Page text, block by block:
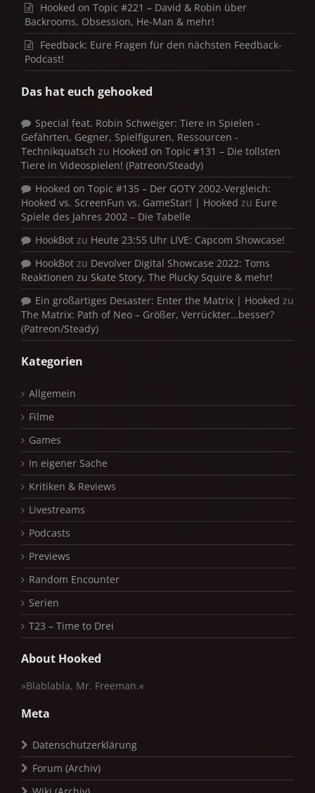
Hooked on Topic #221 – David & Robin über
Backrooms, Obsession, He-Man & mehr!
Feedback: Eure Fragen für den nächsten Feedback-
Podcast!
Das hat euch gehooked
Special feat. Robin Schweiger: Tiere in Spielen -
Gefährten, Gegner, Spielfiguren, Ressourcen -
Technikquatsch zu Hooked on Topic #131 – Die tollsten
Tiere in Videospielen! (Patreon/Steady)
Hooked on Topic #135 – Der GOTY 2002-Vergleich:
Hooked vs. ScreenFun vs. GameStar! | Hooked zu Eure
Spiele des Jahres 2002 – Die Tabelle
HookBot zu Heute 23:55 Uhr LIVE: Capcom Showcase!
HookBot zu Devolver Digital Showcase 2022: Toms
Reaktionen zu Skate Story, The Plucky Squire & mehr!
Ein großartiges Desaster: Enter the Matrix | Hooked zu
The Matrix: Path of Neo – Größer, Verrückter…besser?
(Patreon/Steady)
Kategorien
Allgemein
Filme
Games
In eigener Sache
Kritiken & Reviews
Livestreams
Podcasts
Previews
Random Encounter
Serien
T23 – Time to Drei
About Hooked
»Blablabla, Mr. Freeman.«
Meta
Datenschutzerklärung
Forum (Archiv)